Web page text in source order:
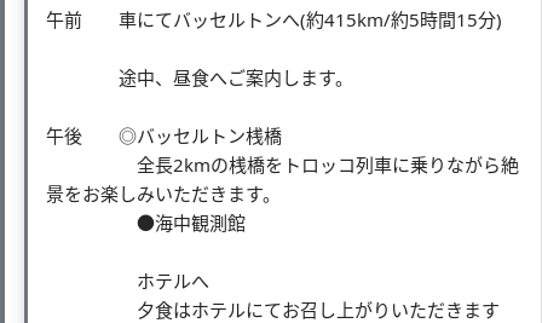
午前 車にてバッセルトンへ(約415km/約5時間15分)
途中、昼食へご案内します。
午後 ◎バッセルトン桟橋
全長2kmの桟橋をトロッコ列車に乗りながら絶
景をお楽しみいただきます。
●海中観測館
ホテルへ
夕食はホテルにてお召し上がりいただきます